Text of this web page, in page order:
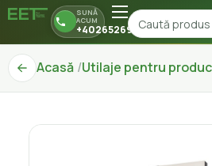
SUNĂ
ACUM
+40265269150
Acasă Utilaje pentru